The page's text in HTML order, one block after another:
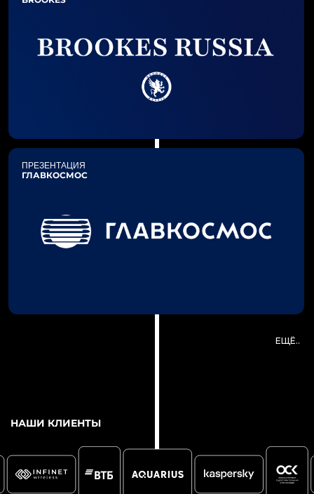
ЕЩЁ..
НАШИ КЛИЕНТЫ